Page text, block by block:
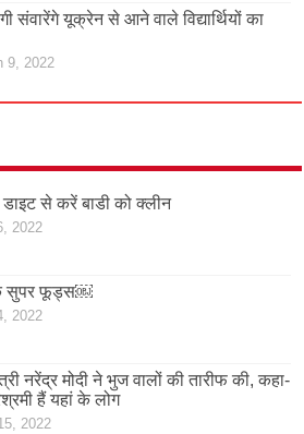
संवारेंगे यूक्रेन से आने वाले विद्यार्थियों का
9, 2022
डाइट से करें बाडी को क्लीन
2022
के सुपर फूड्स￼
2022
नरेंद्र मोदी ने भुज वालों की तारीफ की, कहा-
हैं यहां के लोग
2022